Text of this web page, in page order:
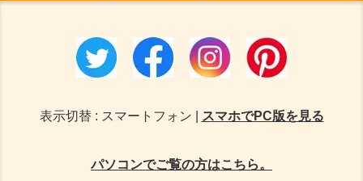
表示切替 : スマートフォン | スマホでPC版を見る
パソコンでご覧の方はこちら。